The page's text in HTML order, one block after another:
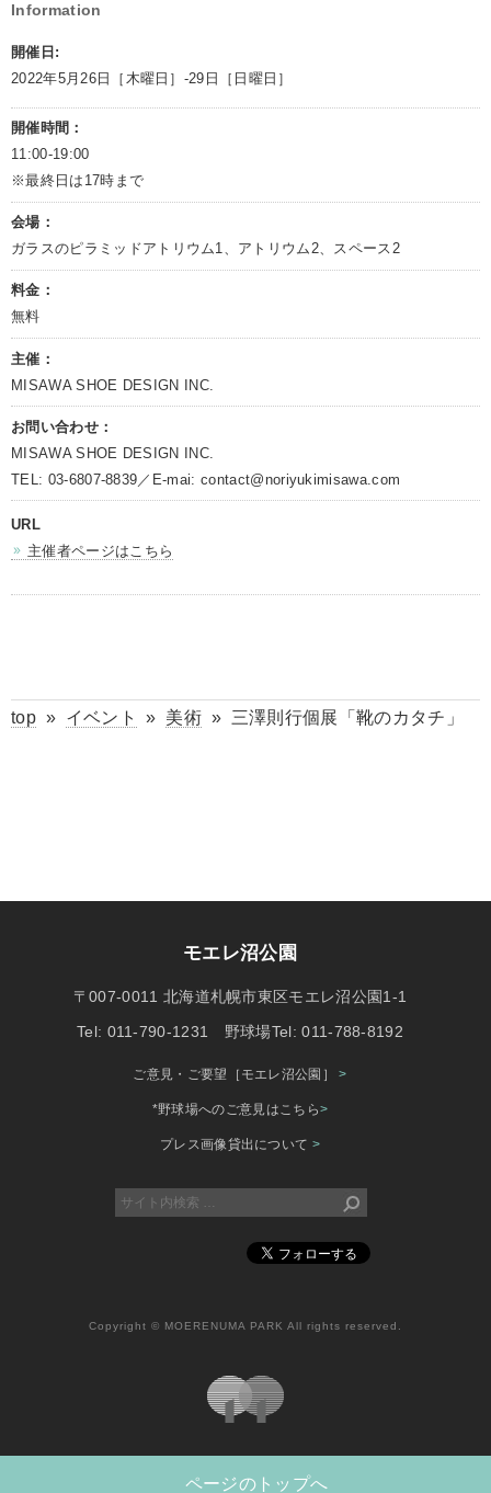
Information
開催日:
2022年5月26日［木曜日］-29日［日曜日］
開催時間：
11:00-19:00
※最終日は17時まで
会場：
ガラスのピラミッドアトリウム1、アトリウム2、スペース2
料金：
無料
主催：
MISAWA SHOE DESIGN INC.
お問い合わせ：
MISAWA SHOE DESIGN INC.
TEL: 03-6807-8839／E-mai: contact@noriyukimisawa.com
URL
主催者ページはこちら
top» イベント » 美術 » 三澤則行個展「靴のカタチ」
モエレ沼公園
〒007-0011 北海道札幌市東区モエレ沼公園1-1
Tel: 011-790-1231 野球場Tel: 011-788-8192
ご意見・ご要望［モエレ沼公園］>
*野球場へのご意見はこちら>
プレス画像貸出について >
Copyright © MOERENUMA PARK All rights reserved.
ページのトップへ